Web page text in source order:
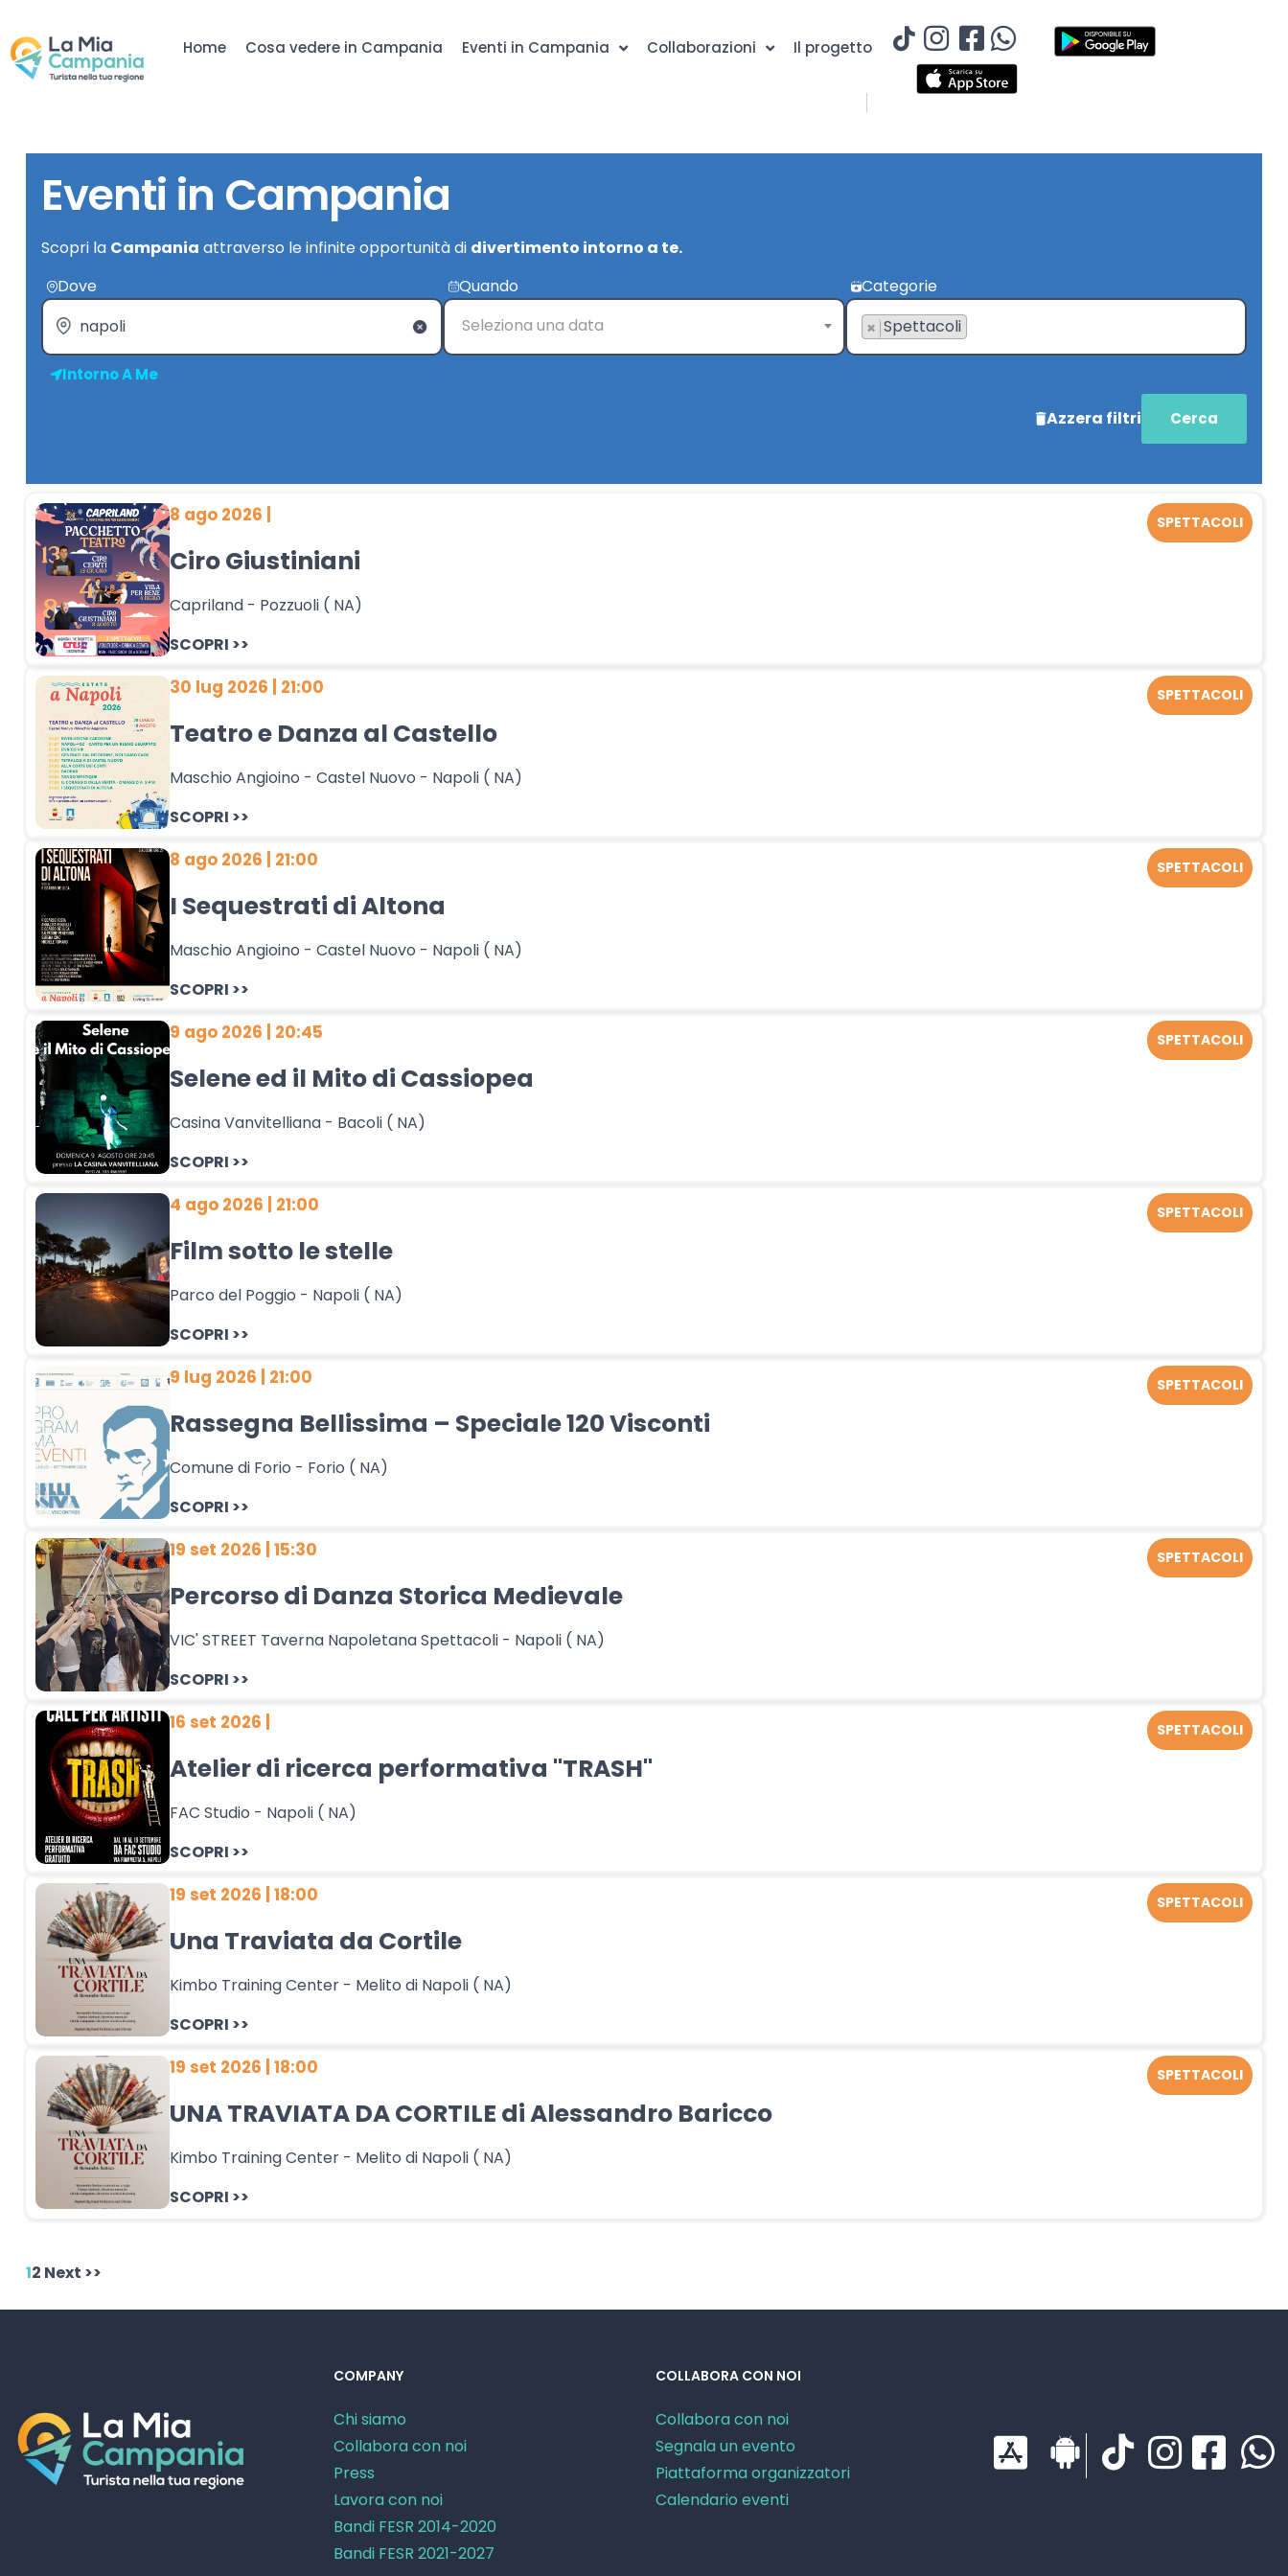
Home Cosa vedere in Campania Eventi in Campania Collaborazioni Il progetto
Eventi in Campania
Scopri la Campania attraverso le infinite opportunità di divertimento intorno a te.
Dove
Intorno A Me
Quando
Seleziona una data
Categorie
× Spettacoli
Azzera filtri
8 ago 2026 |
Ciro Giustiniani
Capriland - Pozzuoli ( NA)
SCOPRI >>
SPETTACOLI
30 lug 2026 | 21:00
Teatro e Danza al Castello
Maschio Angioino - Castel Nuovo - Napoli ( NA)
SCOPRI >>
SPETTACOLI
8 ago 2026 | 21:00
I Sequestrati di Altona
Maschio Angioino - Castel Nuovo - Napoli ( NA)
SCOPRI >>
SPETTACOLI
9 ago 2026 | 20:45
Selene ed il Mito di Cassiopea
Casina Vanvitelliana - Bacoli ( NA)
SCOPRI >>
SPETTACOLI
4 ago 2026 | 21:00
Film sotto le stelle
Parco del Poggio - Napoli ( NA)
SCOPRI >>
SPETTACOLI
9 lug 2026 | 21:00
Rassegna Bellissima – Speciale 120 Visconti
Comune di Forio - Forio ( NA)
SCOPRI >>
SPETTACOLI
19 set 2026 | 15:30
Percorso di Danza Storica Medievale
VIC' STREET Taverna Napoletana Spettacoli - Napoli ( NA)
SCOPRI >>
SPETTACOLI
16 set 2026 |
Atelier di ricerca performativa "TRASH"
FAC Studio - Napoli ( NA)
SCOPRI >>
SPETTACOLI
19 set 2026 | 18:00
Una Traviata da Cortile
Kimbo Training Center - Melito di Napoli ( NA)
SCOPRI >>
SPETTACOLI
19 set 2026 | 18:00
UNA TRAVIATA DA CORTILE di Alessandro Baricco
Kimbo Training Center - Melito di Napoli ( NA)
SCOPRI >>
SPETTACOLI
12 Next >>
COMPANY
Chi siamo
Collabora con noi
Press
Lavora con noi
Bandi FESR 2014-2020
Bandi FESR 2021-2027
COLLABORA CON NOI
Collabora con noi
Segnala un evento
Piattaforma organizzatori
Calendario eventi